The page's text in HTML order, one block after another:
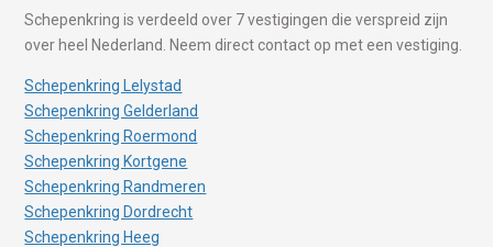
Schepenkring is verdeeld over 7 vestigingen die verspreid zijn
over heel Nederland. Neem direct contact op met een vestiging.
Schepenkring Lelystad
Schepenkring Gelderland
Schepenkring Roermond
Schepenkring Kortgene
Schepenkring Randmeren
Schepenkring Dordrecht
Schepenkring Heeg